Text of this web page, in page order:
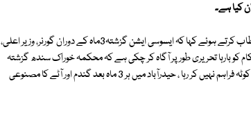
کیا ہے۔
چکی مالکان ایسوسی ایشن کے اجلاس میں صدر محمد حفیظ خانزادہ نے خطاب کرتے ہوئے کہا کہ ایسوسی ایشن گزشتہ3ماہ کے دوران گورنر، وزیر اعلی،
کو بارہا تحریری طور پر آگاہ کر چکی ہے کہ محکمہ خوراک سندھ گزشتہ
کئی برسوں سے ڈسٹرکٹ حیدرآباد کی آٹا چکیوں کو ضرورت کے مطابق گندم کوٹہ فراہم نہیں کر رہا ، حیدرآباد میں ہر 3 ماہ بعد گندم اور آٹے کا مصنوعی